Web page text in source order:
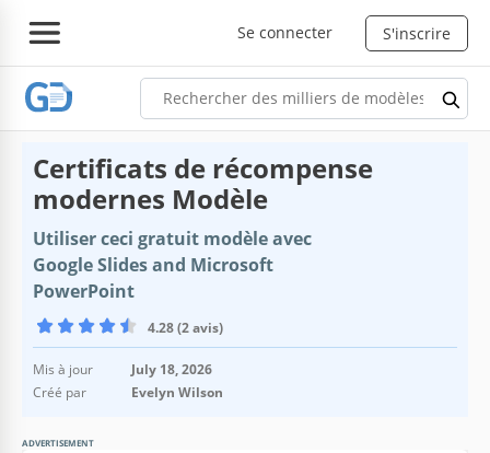
Se connecter S'inscrire
Certificats de récompense
modernes Modèle
Utiliser ceci gratuit modèle avec
Google Slides and Microsoft
PowerPoint
4.28 (2 avis)
Mis à jour
July 18, 2026
Créé par
Evelyn Wilson
ADVERTISEMENT